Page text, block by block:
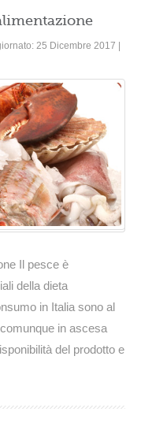
25 Dicembre 2017
Il pesce è
della dieta
in Italia sono al
in ascesa
del prodotto e